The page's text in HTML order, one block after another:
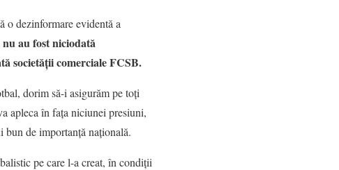
o dezinformare evidentă a
au fost niciodată
societății comerciale FCSB.
dorim să-i asigurăm pe toți
apleca în fața niciunei presiuni,
bun de importanță națională.
pe care l-a creat, în condiții